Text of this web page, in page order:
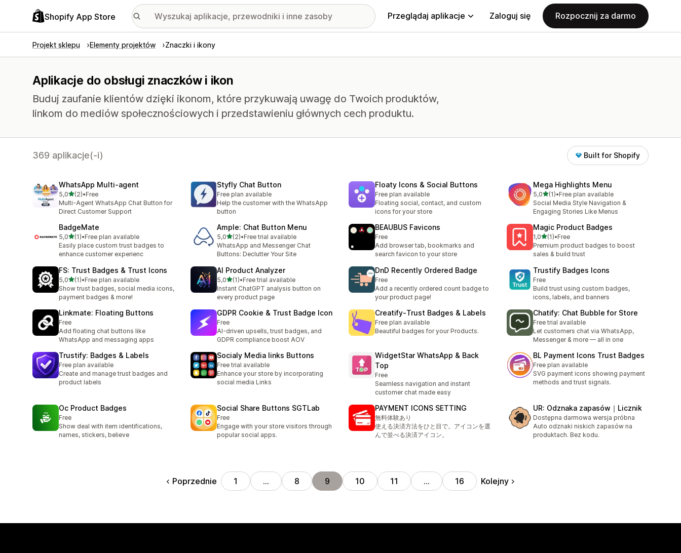
Shopify App Store Przeglądaj aplikacje Zaloguj się Rozpocznij za darmo
Projekt sklepu Elementy projektów Znaczki i ikony
Aplikacje do obsługi znaczków i ikon
Buduj zaufanie klientów dzięki ikonom, które przykuwają uwagę do Twoich produktów,
linkom do mediów społecznościowych i przedstawieniu głównych cech produktu.
369 aplikacje(-i) Built for Shopify
WhatsApp Multi‑agent
5,0na 5 gwiazdek
(2)
Łączna liczba recenzji: 2
•Free
Multi-Agent WhatsApp Chat Button for
Direct Customer Support
Styfly Chat Button
Free plan available
Help the customer with the WhatsApp
button
Floaty Icons & Social Buttons
Free plan available
Floating social, contact, and custom
icons for your store
Mega Highlights Menu
5,0na 5 gwiazdek
(1)
Łączna liczba recenzji: 1
•Free plan available
Social Media Style Navigation &
Engaging Stories Like Menus
BadgeMate
5,0na 5 gwiazdek
(1)
Łączna liczba recenzji: 1
•Free plan available
Easily place custom trust badges to
enhance customer experienc
Ample: Chat Button Menu
5,0na 5 gwiazdek
(2)
Łączna liczba recenzji: 2
•Free trial available
WhatsApp and Messenger Chat
Buttons: Declutter Your Site
BEAUBUS Favicons
Free
Add browser tab, bookmarks and
search favicon to your store
Magic Product Badges
1,0na 5 gwiazdek
(1)
Łączna liczba recenzji: 1
•Free
Premium product badges to boost
sales & build trust
FS: Trust Badges & Trust Icons
5,0na 5 gwiazdek
(1)
Łączna liczba recenzji: 1
•Free plan available
Show trust badges, social media icons,
payment badges & more!
AI Product Analyzer
5,0na 5 gwiazdek
(1)
Łączna liczba recenzji: 1
•Free trial available
Instant ChatGPT analysis button on
every product page
DnD Recently Ordered Badge
Free
Add a recently ordered count badge to
your product page!
Trustify Badges Icons
Free
Build trust using custom badges,
icons, labels, and banners
Linkmate: Floating Buttons
Free
Add floating chat buttons like
WhatsApp and messaging apps
GDPR Cookie & Trust Badge Icon
Free
AI-driven upsells, trust badges, and
GDPR compliance boost AOV
Creatify‑Trust Badges & Labels
Free plan available
Beautiful badges for your Products.
Chatify: Chat Bubble for Store
Free trial available
Let customers chat via WhatsApp,
Messenger & more — all in one
Trustify: Badges & Labels
Free plan available
Create and manage trust badges and
product labels
Socialy Media links Buttons
Free trial available
Enhance your store by incorporating
social media Links
WidgetStar WhatsApp & Back
Top
Free
Seamless navigation and instant
customer chat made easy
BL Payment Icons Trust Badges
Free plan available
SVG payment icons showing payment
methods and trust signals.
Oc Product Badges
Free
Show deal with item identifications,
names, stickers, believe
Social Share Buttons SGTLab
Free
Engage with your store visitors through
popular social apps.
PAYMENT ICONS SETTING
無料体験あり
使える決済方法をひと目で。アイコンを選
んで並べる決済アイコン。
UR: Odznaka zapasów｜Licznik
Dostępna darmowa wersja próbna
Auto odznaki niskich zapasów na
produktach. Bez kodu.
Poprzednie 1 … 8 9 10 11 … 16 Kolejny